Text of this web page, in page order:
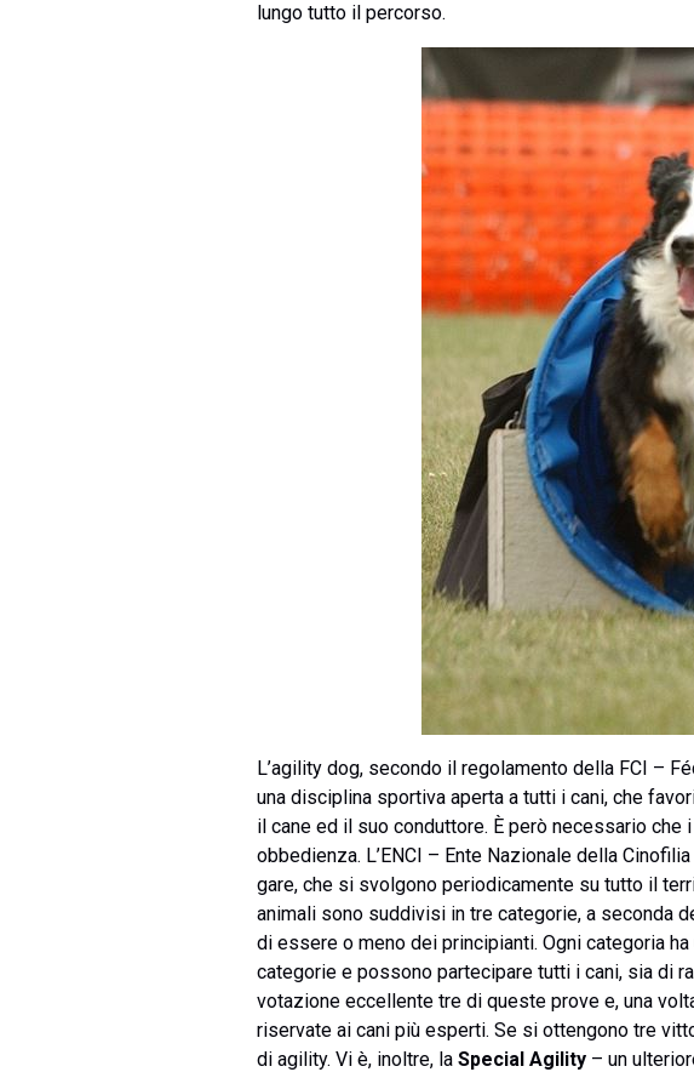
lungo tutto il percorso.
L’agility dog, secondo il regolamento della FCI –
una disciplina sportiva aperta a tutti i cani, che
il cane ed il suo conduttore. È però necessario
obbedienza. L’ENCI – Ente Nazionale della
gare, che si svolgono periodicamente su tutto il
animali sono suddivisi in tre categorie, a seconda
di essere o meno dei principianti. Ogni categoria
categorie e possono partecipare tutti i cani, sia di
votazione eccellente tre di queste prove e, una
riservate ai cani più esperti. Se si ottengono tre
di agility. Vi è, inoltre, la Special Agility – un